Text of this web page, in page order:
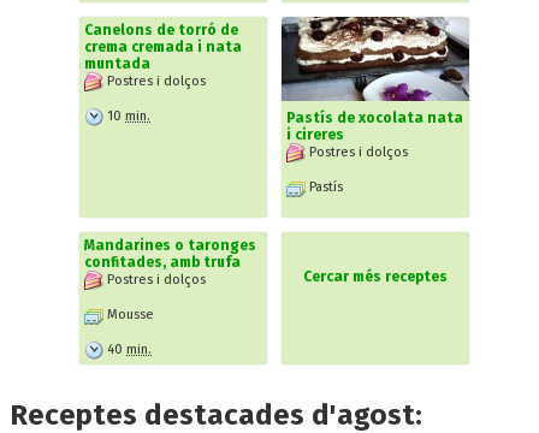
Canelons de torró de
crema cremada i nata
muntada
Postres i dolços
10 min.
Pastís de xocolata nata
i cireres
Postres i dolços
Pastís
Mandarines o taronges
confitades, amb trufa
Postres i dolços
Mousse
40 min.
Cercar més receptes
Receptes destacades d'agost: